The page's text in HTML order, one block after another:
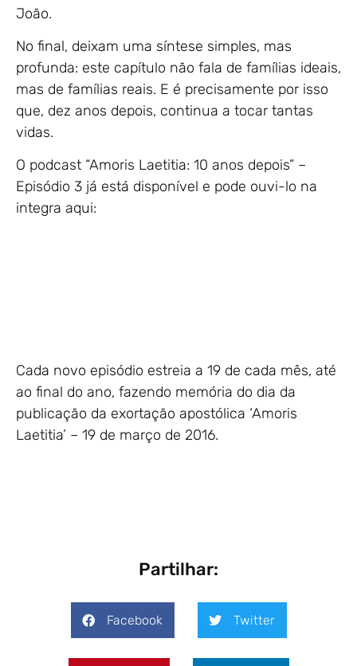
João.
No final, deixam uma síntese simples, mas
profunda: este capítulo não fala de famílias ideais,
mas de famílias reais. E é precisamente por isso
que, dez anos depois, continua a tocar tantas
vidas.
O podcast “Amoris Laetitia: 10 anos depois” –
Episódio 3 já está disponível e pode ouvi-lo na
integra aqui:
Cada novo episódio estreia a 19 de cada mês, até
ao final do ano, fazendo memória do dia da
publicação da exortação apostólica ‘Amoris
Laetitia’ – 19 de março de 2016.
Partilhar:
Facebook Twitter